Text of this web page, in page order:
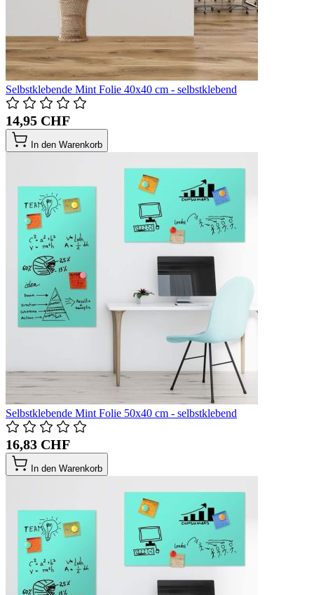
Selbstklebende Mint Folie 40x40 cm - selbstklebend
14,95 CHF
In den Warenkorb
Selbstklebende Mint Folie 50x40 cm - selbstklebend
16,83 CHF
In den Warenkorb